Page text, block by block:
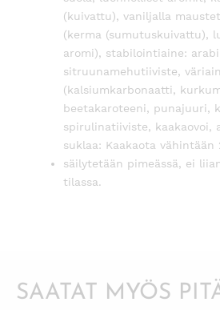
(kuivattu), vaniljalla
(kerma (sumutuskuivattu),
aromi), stabilointiaine:
sitruunamehutiiviste,
(kalsiumkarbonaatti,
beetakaroteeni, punajuuri,
spirulinatiiviste, kaakaovoi,
suklaa: Kaakaota vähintään
säilytetään pimeässä, ei
tilassa.
SAATAT MYÖS